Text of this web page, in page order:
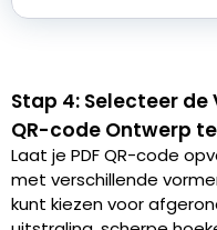
Stap 4: Selecteer de
QR-code Ontwerp
Laat je PDF QR-code
met verschillende
kunt kiezen voor